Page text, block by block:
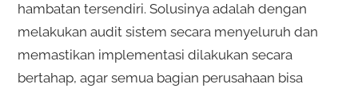
hambatan tersendiri. Solusinya adalah dengan
melakukan audit sistem secara menyeluruh dan
memastikan implementasi dilakukan secara
bertahap, agar semua bagian perusahaan bisa